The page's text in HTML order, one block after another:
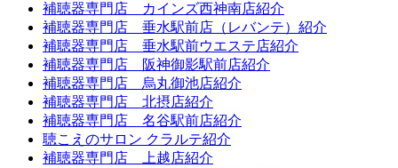
補聴器専門店 カインズ西神南店紹介
補聴器専門店 垂水駅前店（レバンテ）紹介
補聴器専門店 垂水駅前ウエステ店紹介
補聴器専門店 阪神御影駅前店紹介
補聴器専門店 烏丸御池店紹介
補聴器専門店 北摂店紹介
補聴器専門店 名谷駅前店紹介
聴こえのサロン クラルテ紹介
補聴器専門店 上越店紹介